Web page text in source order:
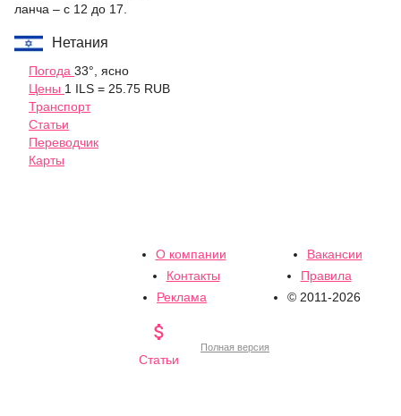
ланча – с 12 до 17.
Нетания
Погода 33°, ясно
Цены 1 ILS = 25.75 RUB
Транспорт
Статьи
Переводчик
Карты
О компании
Вакансии
Контакты
Правила
Реклама
© 2011-2026

Статьи
Полная версия